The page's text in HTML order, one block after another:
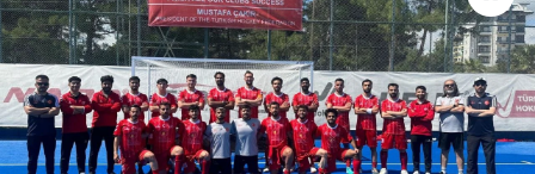
Magazin
Müzik
Piyasa